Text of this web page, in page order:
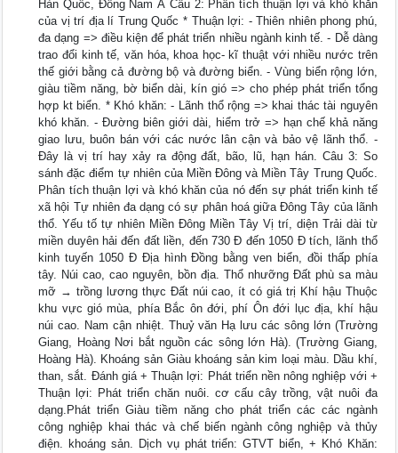
Hàn Quốc, Đông Nam Á Câu 2: Phân tích thuận lợi và khó khăn
của vị trí địa lí Trung Quốc * Thuận lợi: - Thiên nhiên phong phú,
đa dạng => điều kiện để phát triển nhiều ngành kinh tế. - Dễ dàng
trao đổi kinh tế, văn hóa, khoa học- kĩ thuật với nhiều nước trên
thế giới bằng cả đường bộ và đường biển. - Vùng biển rộng lớn,
giàu tiềm năng, bờ biển dài, kín gió => cho phép phát triển tổng
hợp kt biển. * Khó khăn: - Lãnh thổ rộng => khai thác tài nguyên
khó khăn. - Đường biên giới dài, hiểm trở => hạn chế khả năng
giao lưu, buôn bán với các nước lân cận và bảo vệ lãnh thổ. -
Đây là vị trí hay xảy ra động đất, bão, lũ, hạn hán. Câu 3: So
sánh đặc điểm tự nhiên của Miền Đông và Miền Tây Trung Quốc.
Phân tích thuận lợi và khó khăn của nó đến sự phát triển kinh tế
xã hội Tự nhiên đa dạng có sự phân hoá giữa Đông Tây của lãnh
thổ. Yếu tố tự nhiên Miền Đông Miền Tây Vị trí, diện Trải dài từ
miền duyên hải đến đất liền, đến 730 Đ đến 1050 Đ tích, lãnh thổ
kinh tuyến 1050 Đ Địa hình Đồng bằng ven biển, đồi thấp phía
tây. Núi cao, cao nguyên, bồn địa. Thổ nhưỡng Đất phù sa màu
mỡ → trồng lương thực Đất núi cao, ít có giá trị Khí hậu Thuộc
khu vực gió mùa, phía Bắc ôn đới, phí Ôn đới lục địa, khí hậu
núi cao. Nam cận nhiệt. Thuỷ văn Hạ lưu các sông lớn (Trường
Giang, Hoàng Nơi bắt nguồn các sông lớn Hà). (Trường Giang,
Hoàng Hà). Khoáng sản Giàu khoáng sản kim loại màu. Dầu khí,
than, sắt. Đánh giá + Thuận lợi: Phát triển nền nông nghiệp với +
Thuận lợi: Phát triển chăn nuôi. cơ cấu cây trồng, vật nuôi đa
dạng.Phát triển Giàu tiềm năng cho phát triển các các ngành
công nghiệp khai thác và chế biến ngành công nghiệp và thủy
điện. khoáng sản. Dịch vụ phát triển: GTVT biển, + Khó Khăn: